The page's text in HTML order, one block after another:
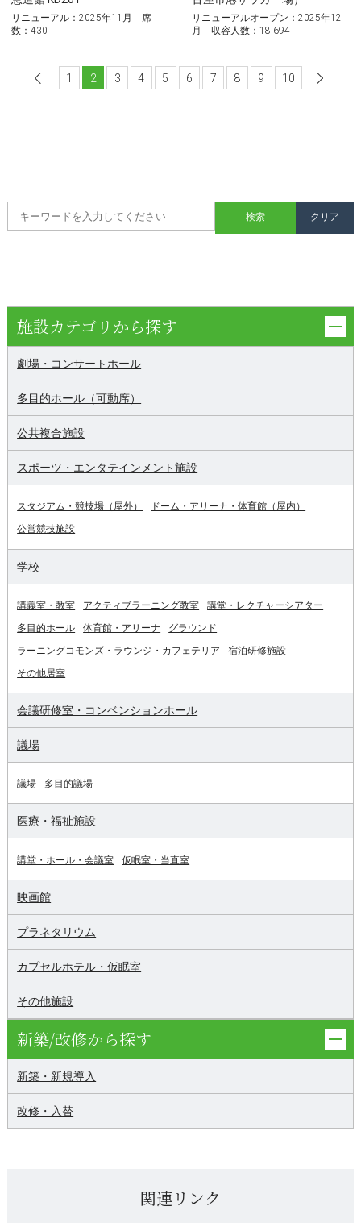
リニューアル：2025年11月 席
数：430
リニューアルオープン：2025年12
月 収容人数：18,694
前へ
1 2 3 4 5 6 7 8 9 10
施設カテゴリから探す
劇場・コンサートホール
多目的ホール（可動席）
公共複合施設
スポーツ・エンタテインメント施設
スタジアム・競技場（屋外）
ドーム・アリーナ・体育館（屋内）
公営競技施設
学校
講義室・教室 アクティブラーニング教室
講堂・レクチャーシアター
多目的ホール
体育館・アリーナ
グラウンド
ラーニングコモンズ・ラウンジ・カフェテリア
宿泊研修施設
その他居室
会議研修室・コンベンションホール
議場
議場 多目的議場
医療・福祉施設
講堂・ホール・会議室 仮眠室・当直室
映画館
プラネタリウム
カプセルホテル・仮眠室
その他施設
新築/改修から探す
新築・新規導入
改修・入替
関連リンク